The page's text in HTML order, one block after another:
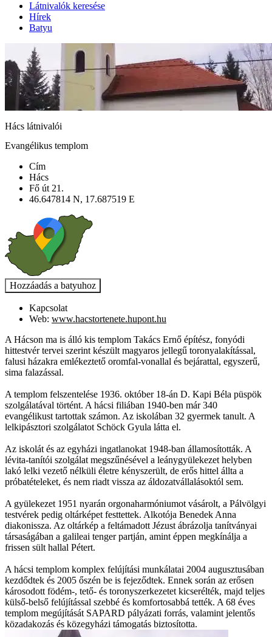
Látnivalók keresése
Hírek
Batyu
Hács látnivalói
Evangélikus templom
Cím
Hács
Fő út 21.
46.647814 N, 17.687519 E
Kapcsolat
Web: www.hacstortenete.hupont.hu
A Hácson ma is álló kis templom Takács Ernő építész, fonyódi
hittestvér tervei szerint készült magyaros jellegű toronyalakítással,
falusi házakra emlékeztető oromfal-vonallal és bejárattal, egyszerű,
sima falazással.
A templom felszentelése 1936. október 18-án D. Kapi Béla püspök
szolgálatával történt. A hácsi filiában 1940-ben már 340
evangélikust tartottak számon. Az iskolában 32 gyermek tanult. A
lelkipásztori szolgálatot Schöck Gyula látta el.
Az iskolát és az egyházi ingatlanokat 1948-ban államosították. A
lévita-tanítói szolgálat megszűnésével a leánygyülekezet helyben
lakó lelki vezető nélküli életre kényszerült, de erős hittel állta a
próbatételeket, és nem riadt vissza az áldozatvállalásoktól sem.
A gyülekezet 1951 nyarán orgonaharmóniumot vásárolt, a Pálvölgyi
testvérek pedig oltárképet festtettek. Alkotója Benedek Anna
diakonissza. Az oltárkép a feltámadott Jézust ábrázolja tanítványai
társaságában a galileai tenger partján, amint éppen megkínálja a
frissen sült hallal Pétert.
A hácsi templom komplex felújítási munkálatai 2004 augusztusában
kezdődtek és 2005 őszén be is fejeződtek. Ennek során az erősen
károsodott födém-, tető- és toronyszerkezetet kicserélték, majd teljes
külső-belső felújítással szebbé és komfortosabbá tették. A 68 éves
templom megújítását SAPARD pályázati forrás, valamint jelentős
közadakozás és közegyházi támogatás biztosította.